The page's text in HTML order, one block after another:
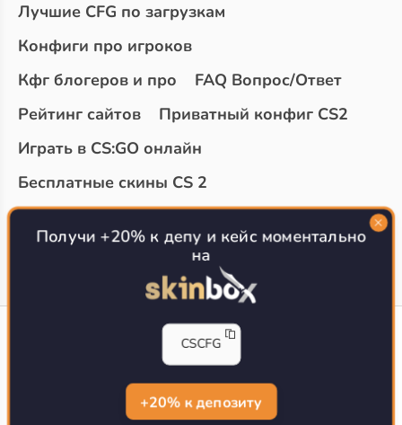
Лучшие CFG по загрузкам
Конфиги про игроков
Кфг блогеров и про
FAQ Вопрос/Ответ
Рейтинг сайтов
Приватный конфиг CS2
Играть в CS:GO онлайн
Бесплатные скины CS 2
Топ сайтов с халявой КС 2
О проекте
CS-CONFIG.com © 2020-2026 г.
Политика конфиденциальности
РЕКЛАМА НА САЙТЕ
Получи +20% к депу и кейс моментально
на
CSCFG
+20% к депозиту